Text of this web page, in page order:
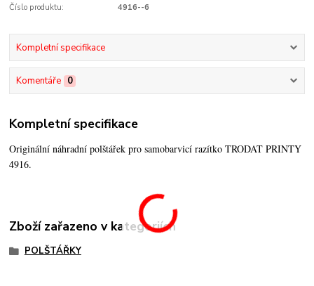
Číslo produktu: 4916--6
Kompletní specifikace
Komentáře 0
Kompletní specifikace
Originální náhradní polštářek pro samobarvicí razítko TRODAT PRINTY
4916.
Zboží zařazeno v kategoriích
POLŠTÁŘKY